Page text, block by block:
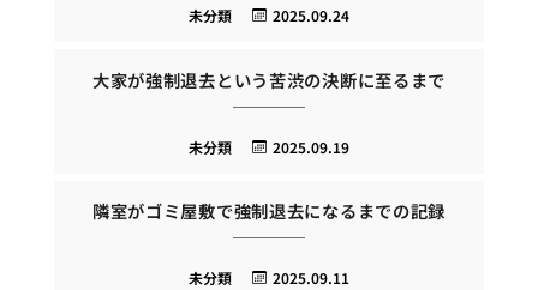
2025.09.24
未分類
大家が強制退去という苦渋の決断に至るまで
2025.09.19
未分類
隣室がゴミ屋敷で強制退去になるまでの記録
2025.09.11
未分類